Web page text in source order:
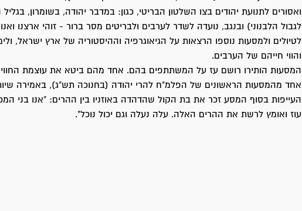
ואסורים לתנועת יהודים בצו השלטון הבריטי, כגון: במדבר יהודה, בשומרון, בגליל
לגבול הלבנוני) ובנגב, נועדה לשדר לערבים ולבריטים מסר ברור - זוהי ארצנו ואנו
לטיולים ולמסעות נוספו הרצאות על הגיאוגרפיה וההיסטוריה של ארץ ישראל,
והווי חייהם של הערבים.
המסעות הותירו רושם עז על המשתתפים בהם. אחד מהם ביטא את עוצמת
אחד מהמסעות הראשונים של הפלמ"ח להרי יהודה (בחנוכה תש"ג), באמירה
העייפות בסוף המסע זכר את בת הקול שהדהדה באוזניו בין ההרים: "אנו בני
עוז ואומץ לרשת את ההרים האלה. עלה נעלה וגם יכול נוכל".